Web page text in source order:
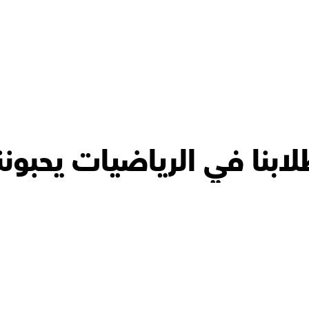
في الرياضيات